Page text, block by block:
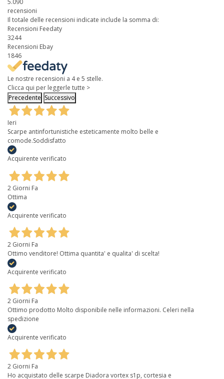
recensioni
Il totale delle recensioni indicate include la somma di:
Recensioni Feedaty
3244
Recensioni Ebay
1846
Le nostre recensioni a 4 e 5 stelle.
Clicca qui per leggerle tutte >
Precedente Successivo
Ieri
Scarpe antinfortunistiche esteticamente molto belle e
comode.Soddisfatto
Acquirente verificato
2 Giorni Fa
Ottima
Acquirente verificato
2 Giorni Fa
Ottimo venditore! Ottima quantita' e qualita' di scelta!
Acquirente verificato
2 Giorni Fa
Ottimo prodotto Molto disponibile nelle informazioni. Celeri nella
spedizione
Acquirente verificato
2 Giorni Fa
Ho acquistato delle scarpe Diadora vortex s1p, cortesia e